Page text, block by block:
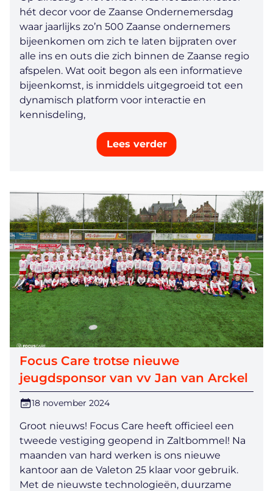
hét decor voor de Zaanse Ondernemersdag
waar jaarlijks zo’n 500 Zaanse ondernemers
bijeenkomen om zich te laten bijpraten over
alle ins en outs die zich binnen de Zaanse regio
afspelen. Wat ooit begon als een informatieve
bijeenkomst, is inmiddels uitgegroeid tot een
dynamisch platform voor interactie en
kennisdeling,
Lees verder
Focus Care trotse nieuwe
jeugdsponsor van vv Jan van Arckel
18 november 2024
Groot nieuws! Focus Care heeft officieel een
tweede vestiging geopend in Zaltbommel! Na
maanden van hard werken is ons nieuwe
kantoor aan de Valeton 25 klaar voor gebruik.
Met de nieuwste technologieën, duurzame